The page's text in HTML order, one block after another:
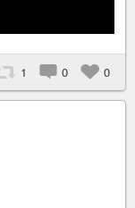
1 0 0